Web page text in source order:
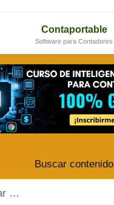
Contaportable
Software para Contadores
Buscar contenido